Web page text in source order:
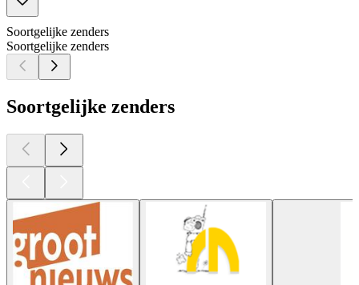
Soortgelijke zenders
Soortgelijke zenders
Soortgelijke zenders